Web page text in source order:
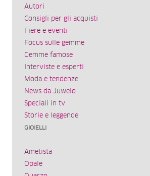
Autori
Consigli per gli acquisti
Fiere e eventi
Focus sulle gemme
Gemme famose
Interviste e esperti
Moda e tendenze
News da Juwelo
Speciali in tv
Storie e leggende
GIOIELLI
Ametista
Opale